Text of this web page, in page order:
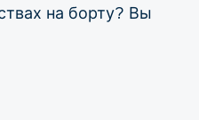
на борту? Вы